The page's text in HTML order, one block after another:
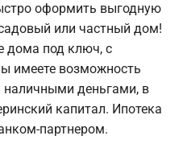
оформить выгодную
или частный дом!
дома под ключ, с
имеете возможность
наличными деньгами, в
капитал. Ипотека
партнером.